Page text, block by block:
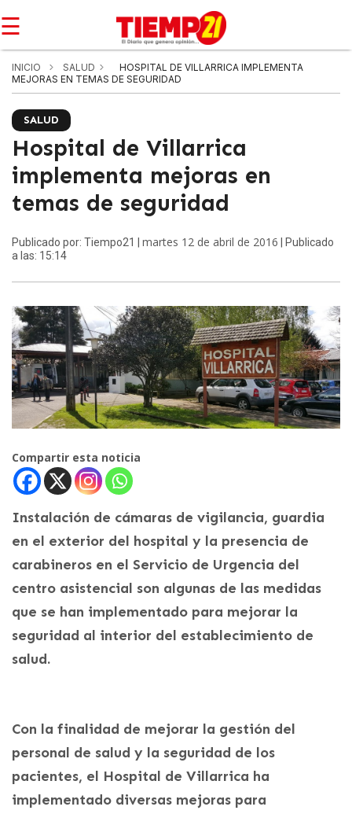
☰
INICIO SALUD
HOSPITAL DE VILLARRICA IMPLEMENTA
MEJORAS EN TEMAS DE SEGURIDAD
SALUD
Hospital de Villarrica
implementa mejoras en
temas de seguridad
Publicado por: Tiempo21 | martes 12 de abril de 2016 | Publicado
a las: 15:14
Compartir esta noticia
Instalación de cámaras de vigilancia, guardia
en el exterior del hospital y la presencia de
carabineros en el Servicio de Urgencia del
centro asistencial son algunas de las medidas
que se han implementado para mejorar la
seguridad al interior del establecimiento de
salud.
Con la finalidad de mejorar la gestión del
personal de salud y la seguridad de los
pacientes, el Hospital de Villarrica ha
implementado diversas mejoras para